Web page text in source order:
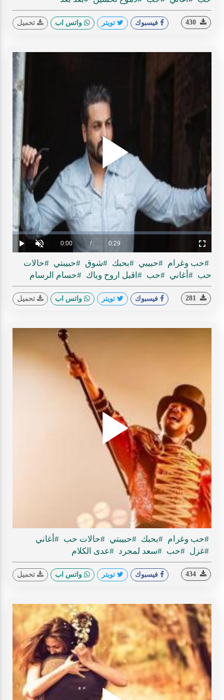
فيسبوك تويتر واتس اب تحميل
Play
Play Unmute Current
Time
0:00 / Duration
0:29
Loaded:
0%
Progress:
0%
Fullscreen
#حب وغرام #حبيبي #بحبك #شوق #حبيبتي #حالات
حب #أغاني #حب #اقبل اروح وياك #حسام الرسام
فيسبوك تويتر واتس اب تحميل
Play
#حب وغرام #بحبك #حبيبتي #حالات حب #أغاني
#غزل #حب #سعد لمجرد #عدى الكلام
فيسبوك تويتر واتس اب تحميل